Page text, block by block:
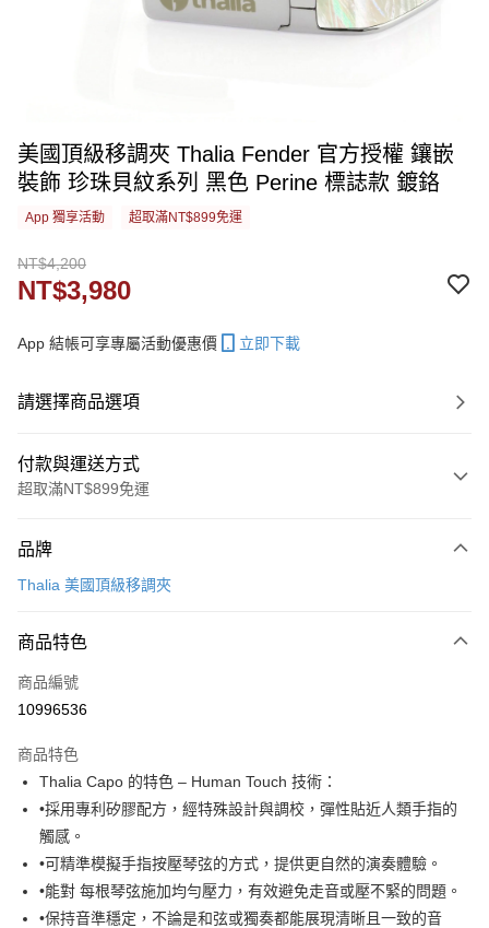
美國頂級移調夾 Thalia Fender 官方授權 鑲嵌
裝飾 珍珠貝紋系列 黑色 Perine 標誌款 鍍鉻
App 獨享活動 超取滿NT$899免運
NT$4,200
NT$3,980
App 結帳可享專屬活動優惠價 立即下載
請選擇商品選項
付款與運送方式
超取滿NT$899免運
信用卡一次付款
3 期 0 利率 每期
合作金庫商業銀行
上海商業儲蓄銀行
臺灣中小企業銀行
匯豐（台灣）商業銀行
華泰商業銀行
聯邦商業銀行
遠東國際商業銀行
元大商業銀行
玉山商業銀行
星展（台灣）商業銀行
台灣樂天信用卡公司
合作金庫商業銀行
上海商業儲蓄銀行
國泰世華商業銀行
兆豐國際商業銀行
匯豐（台灣）商業銀行
華泰商業銀行
聯邦商業銀行
元大商業銀行
永豐商業銀行
玉山商業銀行
星展（台灣）商業銀行
台新國際商業銀行
中國信託商業銀行
12 期 0 利率 每期
華南商業銀行
上海商業儲蓄銀行
台北富邦商業銀行
國泰世華商業銀行
兆豐國際商業銀行
臺灣中小企業銀行
聯邦商業銀行
遠東國際商業銀行
元大商業銀行
永豐商業銀行
玉山商業銀行
星展（台灣）商業銀行
LINE Pay
街口支付
悠遊付
品牌
Thalia 美國頂級移調夾
商品特色
商品編號
10996536
商品特色
Thalia Capo 的特色 – Human Touch 技術：
•採用專利矽膠配方，經特殊設計與調校，彈性貼近人類手指的
觸感。
•可精準模擬手指按壓琴弦的方式，提供更自然的演奏體驗。
•能對 每根琴弦施加均勻壓力，有效避免走音或壓不緊的問題。
•保持音準穩定，不論是和弦或獨奏都能展現清晰且一致的音